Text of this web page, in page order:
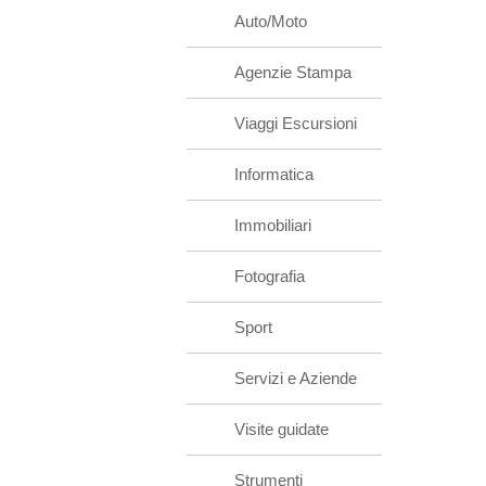
Auto/Moto
Agenzie Stampa
Viaggi Escursioni
Informatica
Immobiliari
Fotografia
Sport
Servizi e Aziende
Visite guidate
Strumenti